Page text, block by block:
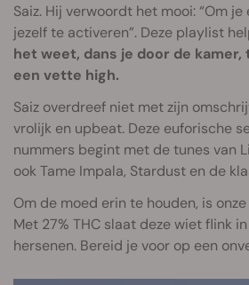
Saiz. Hij verwoordt het mooi: “Om
jezelf te activeren”. Deze playlist
het weet, dans je door de
een vette high.
Saiz overdreef niet met zijn
vrolijk en upbeat. Deze euforische
nummers begint met de tunes van
ook Tame Impala, Stardust en de
Om de moed erin te houden, is onze
Met 27% THC slaat deze wiet flink
hersenen. Bereid je voor op een